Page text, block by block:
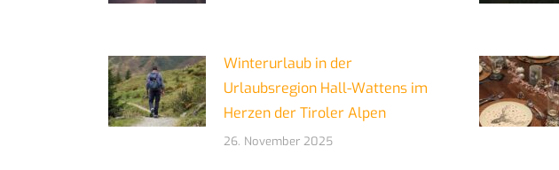
Winterurlaub in der
Urlaubsregion Hall-Wattens im
Herzen der Tiroler Alpen
26. November 2025